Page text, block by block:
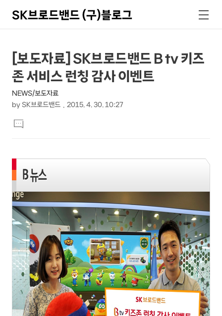
SK브로드밴드 (구)블로그
색
메
뉴
상
세
컨
텐
츠
본
문
제
목
[보도자료] SK브로드밴드 B tv 키즈
존 서비스 런칭 감사 이벤트
NEWS/보도자료
by SK브로드밴드 2015. 4. 30. 10:27
문
댓
글